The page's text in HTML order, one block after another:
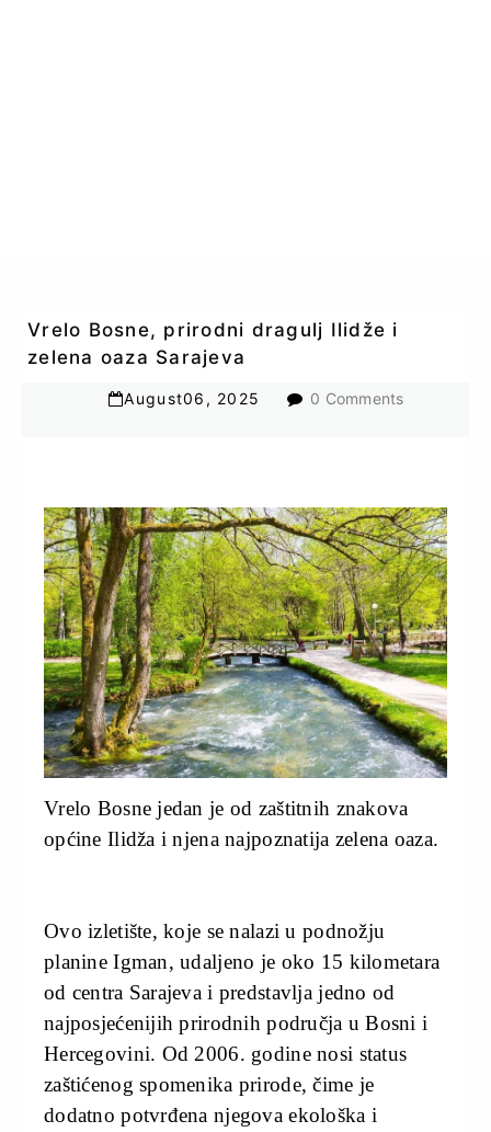
Vrelo Bosne, prirodni dragulj Ilidže i
zelena oaza Sarajeva
August06 , 2025 0 Comments
Vrelo Bosne jedan je od zaštitnih znakova
općine Ilidža i njena najpoznatija zelena oaza.
Ovo izletište, koje se nalazi u podnožju
planine Igman, udaljeno je oko 15 kilometara
od centra Sarajeva i predstavlja jedno od
najposjećenijih prirodnih područja u Bosni i
Hercegovini. Od 2006. godine nosi status
zaštićenog spomenika prirode, čime je
dodatno potvrđena njegova ekološka i